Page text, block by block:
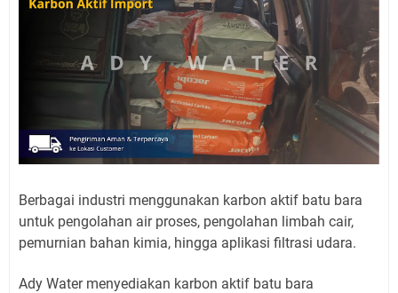
Berbagai industri menggunakan karbon aktif batu bara
untuk pengolahan air proses, pengolahan limbah cair,
pemurnian bahan kimia, hingga aplikasi filtrasi udara.
Ady Water menyediakan karbon aktif batu bara